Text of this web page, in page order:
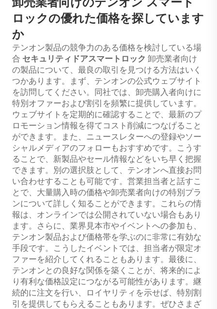
ロックの優れた価格を探しています
か
テンオン製品の競争力のある価格を検討している場
合 セキュリティドアスマートロック 卸売業者向け
の製品について、最良の取引を見つける方法はいく
つかあります。まず、テンオンの公式ウェブサイト
を訪問してください。同社では、卸売購入者向けに
特別オファーおよび割引を頻繁に提供しています。
ウェブサイトを定期的に確認することで、最新のプ
ロモーション情報を得てコスト削減につなげること
ができます。また、ニュースレターへの登録やソー
シャルメディアのフォローもおすすめです。こうす
ることで、新製品やセール情報などをいち早く把握
できます。別の選択肢として、テンオンへ直接お問
い合わせすることも可能です。営業担当者と話すこ
とで、大量購入時の価格や卸売業者向けの特別プラ
ンについて詳しく知ることができます。これらの情
報は、オンラインでは公開されていない場合もあり
ます。さらに、業界見本市やイベントへの参加も、
テンオン製品および価格帯を学ぶのに非常に有効な
手段です。こうしたイベントでは、担当者が限定オ
ファーを紹介してくれることもあります。最後に、
テンオンとの良好な関係を築くことが、将来的によ
り有利な価格設定につながる可能性があります。継
続的に注文を行い、ロイヤリティを示せば、特別割
引を提供してもらえることもあります。ぜひさまざ